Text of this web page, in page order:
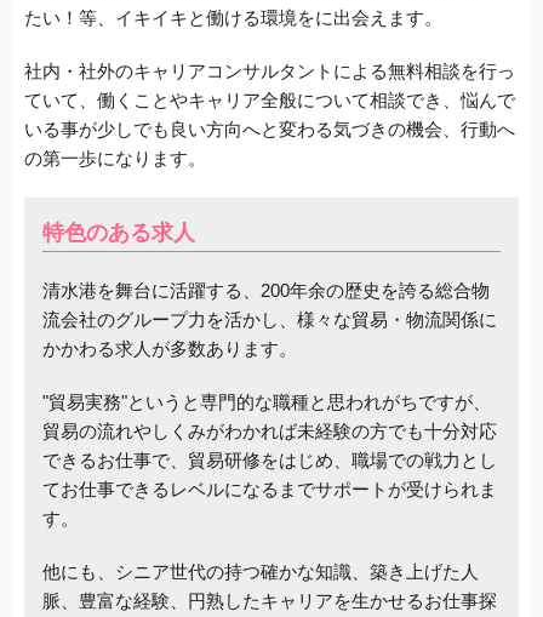
たい！等、イキイキと働ける環境をに出会えます。
社内・社外のキャリアコンサルタントによる無料相談を行っ
ていて、働くことやキャリア全般について相談でき、悩んで
いる事が少しでも良い方向へと変わる気づきの機会、行動へ
の第一歩になります。
特色のある求人
清水港を舞台に活躍する、200年余の歴史を誇る総合物
流会社のグループ力を活かし、様々な貿易・物流関係に
かかわる求人が多数あります。
"貿易実務"というと専門的な職種と思われがちですが、
貿易の流れやしくみがわかれば未経験の方でも十分対応
できるお仕事で、貿易研修をはじめ、職場での戦力とし
てお仕事できるレベルになるまでサポートが受けられま
す。
他にも、シニア世代の持つ確かな知識、築き上げた人
脈、豊富な経験、円熟したキャリアを生かせるお仕事探